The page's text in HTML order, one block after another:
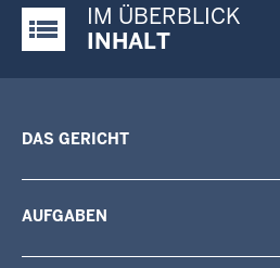
Justiz-Portal im Überblick:
IM ÜBERBLICK
INHALT
DAS GERICHT
AUFGABEN